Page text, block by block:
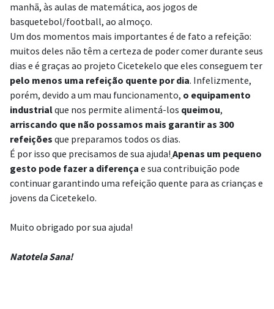
manhã, às aulas de matemática, aos jogos de
basquetebol/football, ao almoço.
Um dos momentos mais importantes é de fato a refeição:
muitos deles não têm a certeza de poder comer durante seus
dias e é graças ao projeto Cicetekelo que eles conseguem ter
pelo menos uma refeição quente por dia. Infelizmente,
porém, devido a um mau funcionamento, o equipamento
industrialque nos permite alimentá-los queimou,
arriscando que não possamos mais garantir as 300
refeições que preparamos todos os dias.
É por isso que precisamos de sua ajuda! Apenas um pequeno
gesto pode fazer a diferença e sua contribuição pode
continuar garantindo uma refeição quente para as crianças e
jovens da Cicetekelo.
Muito obrigado por sua ajuda!
Natotela Sana!